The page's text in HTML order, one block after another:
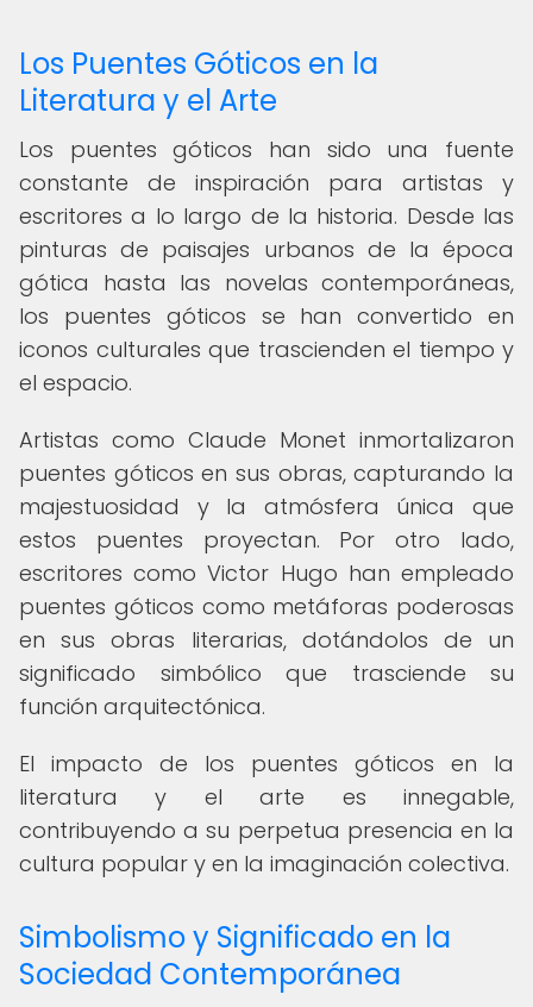
Los Puentes Góticos en la
Literatura y el Arte
Los puentes góticos han sido una fuente
constante de inspiración para artistas y
escritores a lo largo de la historia. Desde las
pinturas de paisajes urbanos de la época
gótica hasta las novelas contemporáneas,
los puentes góticos se han convertido en
iconos culturales que trascienden el tiempo y
el espacio.
Artistas como Claude Monet inmortalizaron
puentes góticos en sus obras, capturando la
majestuosidad y la atmósfera única que
estos puentes proyectan. Por otro lado,
escritores como Victor Hugo han empleado
puentes góticos como metáforas poderosas
en sus obras literarias, dotándolos de un
significado simbólico que trasciende su
función arquitectónica.
El impacto de los puentes góticos en la
literatura y el arte es innegable,
contribuyendo a su perpetua presencia en la
cultura popular y en la imaginación colectiva.
Simbolismo y Significado en la
Sociedad Contemporánea